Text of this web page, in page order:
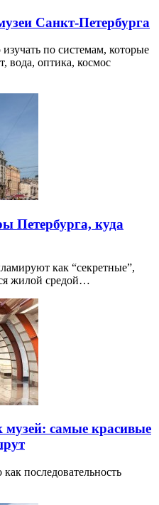
Санкт-Петербурга
по системам, которые
вода, оптика, космос
Петербурга, куда
как “секретные”,
жилой средой…
музей: самые красивые
последовательность